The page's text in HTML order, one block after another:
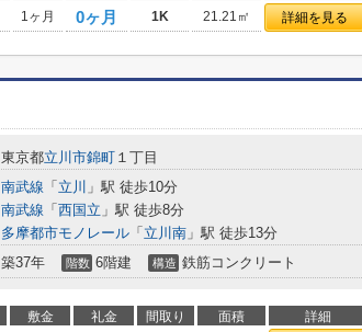
1ヶ月 0ヶ月 1K 21.21㎡ 詳細を見る
東京都立川市錦町 １丁目
南武線 「 立川 」駅 徒歩10分
南武線 「 西国立 」駅 徒歩8分
多摩都市モノレール 「 立川南 」駅 徒歩13分
築37年 階数 6階建 構造 鉄筋コンクリート
敷金 礼金 間取り 面積 詳細